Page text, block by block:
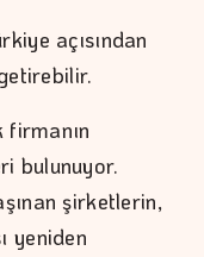
açısından
bulunuyor.
şirketlerin,
yeniden